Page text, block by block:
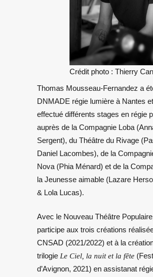
Crédit photo : Thierry
Thomas Mousseau-Fernandez a
DNMADE régie lumière à Nantes
effectué différents stages en régie
auprès de la Compagnie Loba
Sergent), du Théâtre du Rivage
Daniel Lacombes), de la
Nova (Phia Ménard) et de la
la Jeunesse aimable (Lazare
& Lola Lucas).
Avec le Nouveau Théâtre
participe aux trois créations
CNSAD (2021/2022) et à la
trilogie Le Ciel, la nuit et la fête
d’Avignon, 2021) en assistanat